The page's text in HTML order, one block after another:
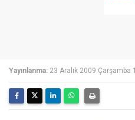
Yayınlanma: 23 Aralık 2009 Çarşamba